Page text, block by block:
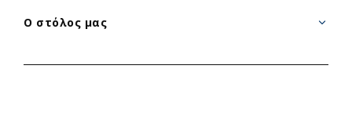
Ο στόλος μας